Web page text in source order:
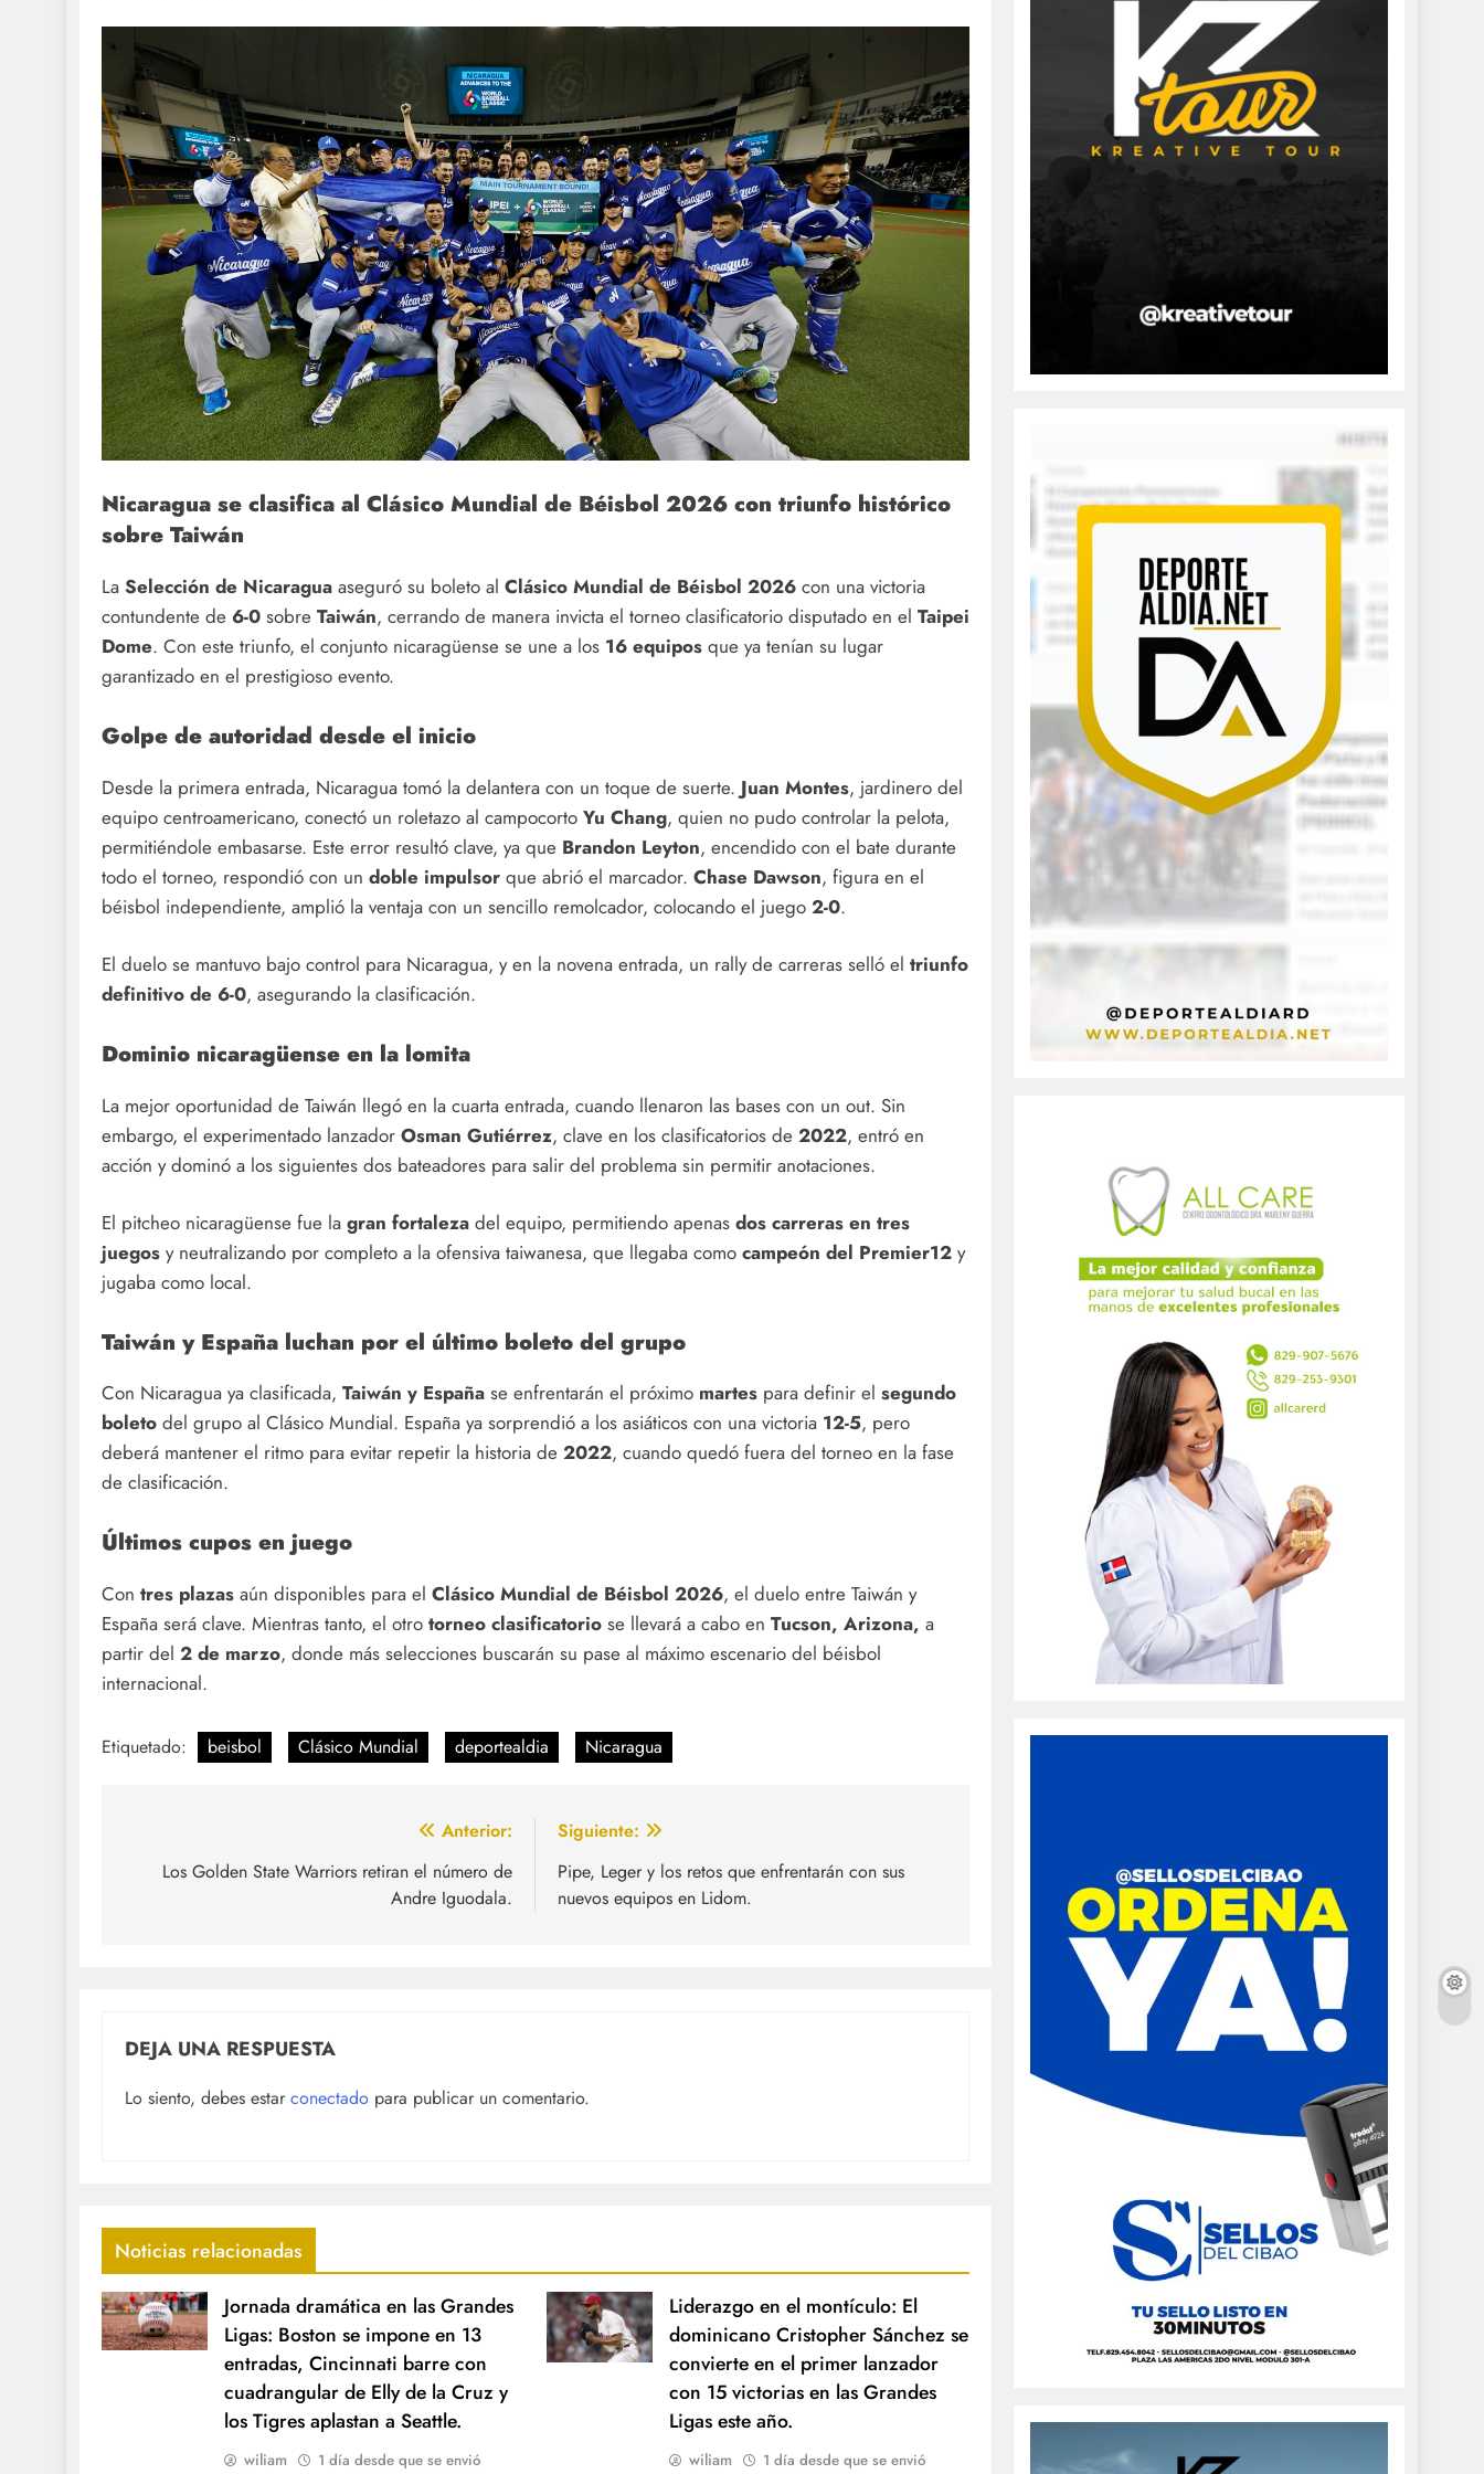
Nicaragua se clasifica al Clásico Mundial de Béisbol 2026 con triunfo histórico
sobre Taiwán
La Selección de Nicaragua aseguró su boleto al Clásico Mundial de Béisbol 2026 con una victoria
contundente de 6-0 sobre Taiwán, cerrando de manera invicta el torneo clasificatorio disputado en el Taipei
Dome. Con este triunfo, el conjunto nicaragüense se une a los 16 equipos que ya tenían su lugar
garantizado en el prestigioso evento.
Golpe de autoridad desde el inicio
Desde la primera entrada, Nicaragua tomó la delantera con un toque de suerte. Juan Montes, jardinero del
equipo centroamericano, conectó un roletazo al campocorto Yu Chang, quien no pudo controlar la pelota,
permitiéndole embasarse. Este error resultó clave, ya que Brandon Leyton, encendido con el bate durante
todo el torneo, respondió con un doble impulsor que abrió el marcador. Chase Dawson, figura en el
béisbol independiente, amplió la ventaja con un sencillo remolcador, colocando el juego 2-0.
El duelo se mantuvo bajo control para Nicaragua, y en la novena entrada, un rally de carreras selló el triunfo
definitivo de 6-0, asegurando la clasificación.
Dominio nicaragüense en la lomita
La mejor oportunidad de Taiwán llegó en la cuarta entrada, cuando llenaron las bases con un out. Sin
embargo, el experimentado lanzador Osman Gutiérrez, clave en los clasificatorios de 2022, entró en
acción y dominó a los siguientes dos bateadores para salir del problema sin permitir anotaciones.
El pitcheo nicaragüense fue la gran fortaleza del equipo, permitiendo apenas dos carreras en tres
juegos y neutralizando por completo a la ofensiva taiwanesa, que llegaba como campeón del Premier12 y
jugaba como local.
Taiwán y España luchan por el último boleto del grupo
Con Nicaragua ya clasificada, Taiwán y España se enfrentarán el próximo martes para definir el segundo
boleto del grupo al Clásico Mundial. España ya sorprendió a los asiáticos con una victoria 12-5, pero
deberá mantener el ritmo para evitar repetir la historia de 2022, cuando quedó fuera del torneo en la fase
de clasificación.
Últimos cupos en juego
Con tres plazas aún disponibles para el Clásico Mundial de Béisbol 2026, el duelo entre Taiwán y
España será clave. Mientras tanto, el otro torneo clasificatorio se llevará a cabo en Tucson, Arizona, a
partir del 2 de marzo, donde más selecciones buscarán su pase al máximo escenario del béisbol
internacional.
Etiquetado: beisbol Clásico Mundial deportealdia Nicaragua
Anterior:
Los Golden State Warriors retiran el número de
Andre Iguodala.
Siguiente:
Pipe, Leger y los retos que enfrentarán con sus
nuevos equipos en Lidom.
DEJA UNA RESPUESTA
Lo siento, debes estar conectado para publicar un comentario.
Noticias relacionadas
Jornada dramática en las Grandes
Ligas: Boston se impone en 13
entradas, Cincinnati barre con
cuadrangular de Elly de la Cruz y
los Tigres aplastan a Seattle.
wiliam 1 día desde que se envió
Liderazgo en el montículo: El
dominicano Cristopher Sánchez se
convierte en el primer lanzador
con 15 victorias en las Grandes
Ligas este año.
wiliam 1 día desde que se envió